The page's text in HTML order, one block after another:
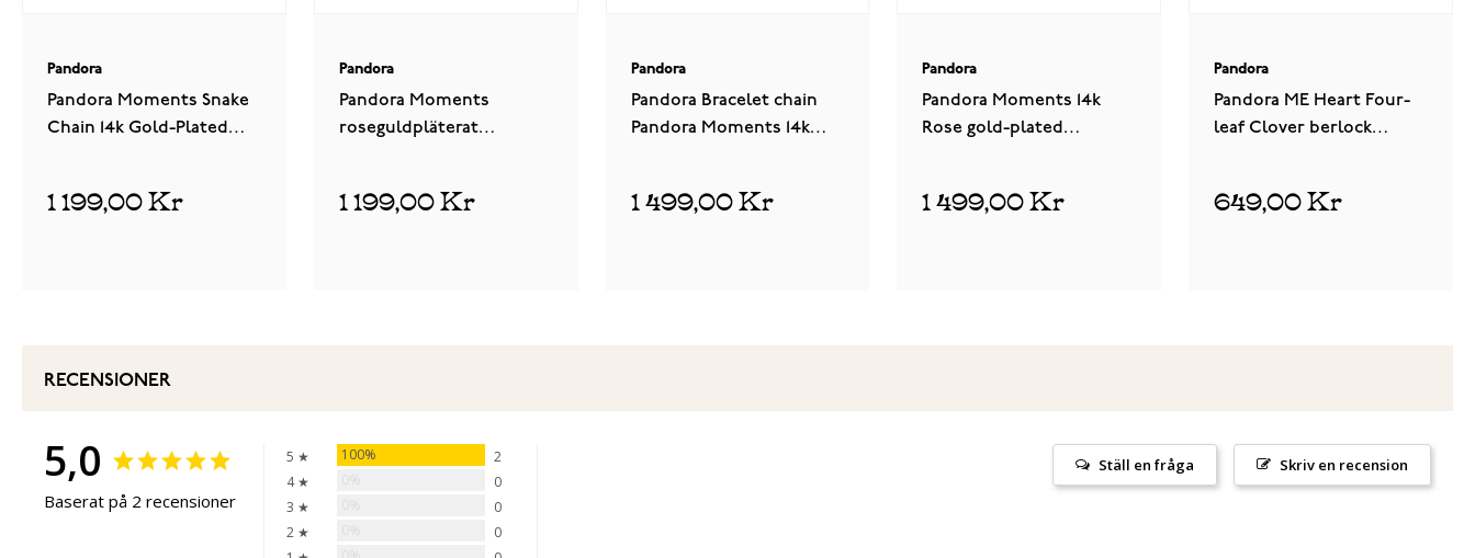
Pandora
Pandora Moments Snake
Chain 14k Gold-Plated
1 199,00 Kr
Pandora
Pandora Moments
roseguldpläterat
1 199,00 Kr
Pandora
Pandora Bracelet chain
Pandora Moments 14k
1 499,00 Kr
Pandora
Pandora Moments 14k
Rose gold-plated
1 499,00 Kr
Pandora
Pandora ME Heart Four-
leaf Clover berlock
649,00 Kr
RECENSIONER
5,0
Baserat på 2 recensioner
5 ★ 100%
2
4 ★
0
3 ★
0
2 ★
0
Skriv en recension
Ställ en fråga